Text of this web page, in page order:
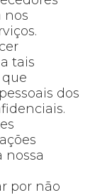
nos
tais
dos
nossa
por não